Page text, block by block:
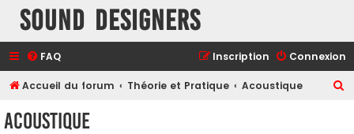
Sound Designers
FAQ Connexion
Inscription
Accueil du forum Théorie et Pratique Acoustique
Acoustique